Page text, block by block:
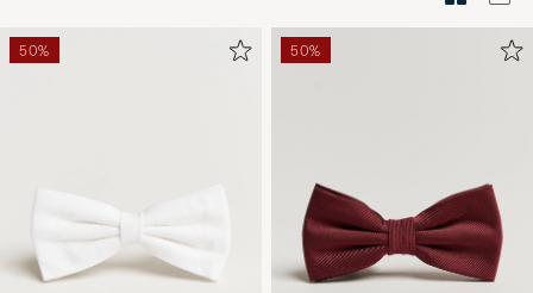
zu
aktivieren
und
50% 50%